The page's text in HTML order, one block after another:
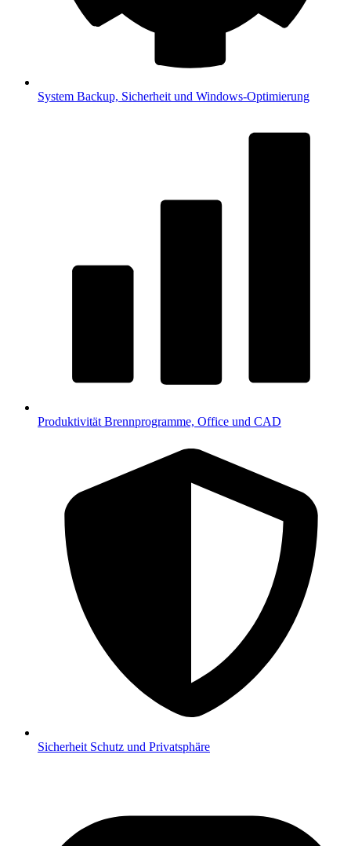
System Backup, Sicherheit und Windows-Optimierung
Produktivität Brennprogramme, Office und CAD
Sicherheit Schutz und Privatsphäre